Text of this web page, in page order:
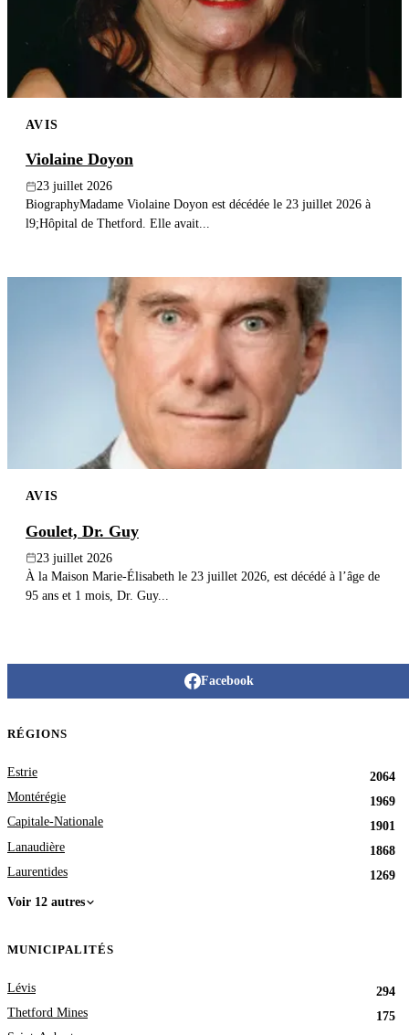
AVIS
Violaine Doyon
23 juillet 2026
BiographyMadame Violaine Doyon est décédée le 23 juillet 2026 à
l9;Hôpital de Thetford. Elle avait...
AVIS
Goulet, Dr. Guy
23 juillet 2026
À la Maison Marie-Élisabeth le 23 juillet 2026, est décédé à l’âge de
95 ans et 1 mois, Dr. Guy...
Facebook
RÉGIONS
Estrie
2064
Montérégie
1969
Capitale-Nationale
1901
Lanaudière
1868
Laurentides
1269
Voir 12 autres
MUNICIPALITÉS
Lévis
294
Thetford Mines
175